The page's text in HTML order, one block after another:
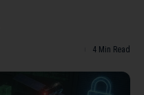
4 Min Read